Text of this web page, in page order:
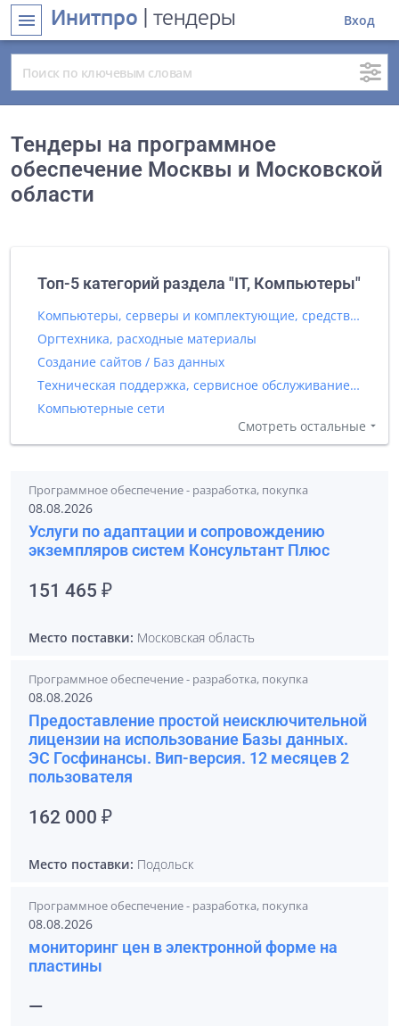
menu Инитпро | тендеры Вход
Тендеры на программное
обеспечение Москвы и Московской
области
Топ-5 категорий раздела "IT, Компьютеры"
Компьютеры, серверы и комплектующие, средства вычислительной техники
Оргтехника, расходные материалы
Создание сайтов / Баз данных
Техническая поддержка, сервисное обслуживание IT оборудования
Компьютерные сети
Смотреть остальные
Программное обеспечение - разработка, покупка
08.08.2026
Услуги по адаптации и сопровождению
экземпляров систем Консультант Плюс
151 465 ₽
Место поставки: Московская область
Программное обеспечение - разработка, покупка
08.08.2026
Предоставление простой неисключительной
лицензии на использование Базы данных.
ЭС Госфинансы. Вип-версия. 12 месяцев 2
пользователя
162 000 ₽
Место поставки: Подольск
Программное обеспечение - разработка, покупка
08.08.2026
мониторинг цен в электронной форме на
пластины
—